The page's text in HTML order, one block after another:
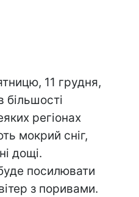
11 грудня,
більшості
регіонах
мокрий сніг,
дощі.
посилювати
з поривами.